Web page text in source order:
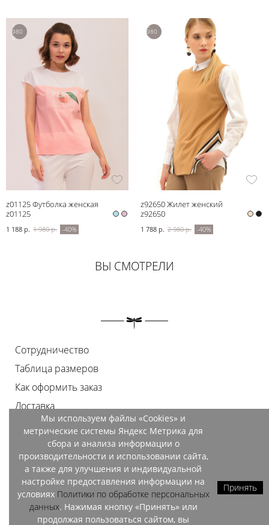
1
980
р.
z01125 Футболка женская
z01125
1 188 р. 1 980 р. -40%
2
980
р.
z92650 Жилет женский
z92650
1 788 р. 2 980 р. -40%
ВЫ СМОТРЕЛИ
Сотрудничество
Таблица размеров
Как оформить заказ
Доставка
Оплата
Возврат
Документы
Контакты
Магазины
Мы используем файлы «Cookies» и
метрические системы Яндекс Метрика для
сбора и анализа информации о
производительности и использовании сайта,
а также для улучшения и индивидуальной
настройке предоставления информации на
условиях Политики по обработке персональных
данных. Нажимая кнопку «Принять» или
продолжая пользоваться сайтом, вы
Принять